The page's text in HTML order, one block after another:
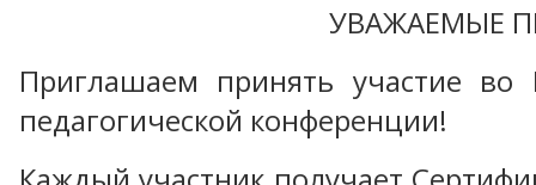
УВАЖАЕМЫЕ
Приглашаем принять участие во
педагогической конференции!